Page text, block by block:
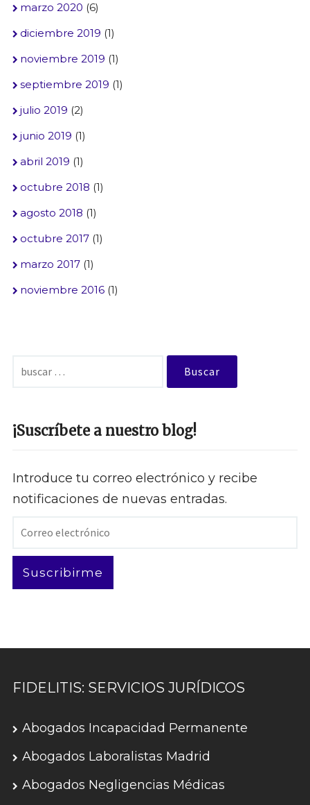
marzo 2020 (6)
diciembre 2019 (1)
noviembre 2019 (1)
septiembre 2019 (1)
julio 2019 (2)
junio 2019 (1)
abril 2019 (1)
octubre 2018 (1)
agosto 2018 (1)
octubre 2017(1)
marzo 2017(1)
noviembre 2016(1)
¡Suscríbete a nuestro blog!
Introduce tu correo electrónico y recibe
notificaciones de nuevas entradas.
Correo
Suscribirme
FIDELITIS: SERVICIOS JURÍDICOS
Abogados Incapacidad Permanente
Abogados Laboralistas Madrid
Abogados Negligencias Médicas